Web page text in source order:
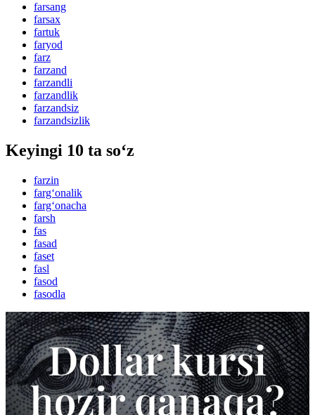
farsang
farsax
fartuk
faryod
farz
farzand
farzandli
farzandlik
farzandsiz
farzandsizlik
Keyingi 10 ta so‘z
farzin
farg‘onalik
farg‘onacha
farsh
fas
fasad
faset
fasl
fasod
fasodla